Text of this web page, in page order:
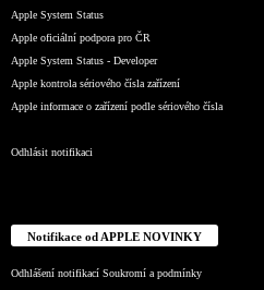
Apple System Status
Apple oficiální podpora pro ČR
Apple System Status - Developer
Apple kontrola sériového čísla zařízení
Apple informace o zařízení podle sériového čísla
Odhlásit notifikaci
Notifikace od APPLE NOVINKY
Odhlášení notifikací Soukromí a podmínky